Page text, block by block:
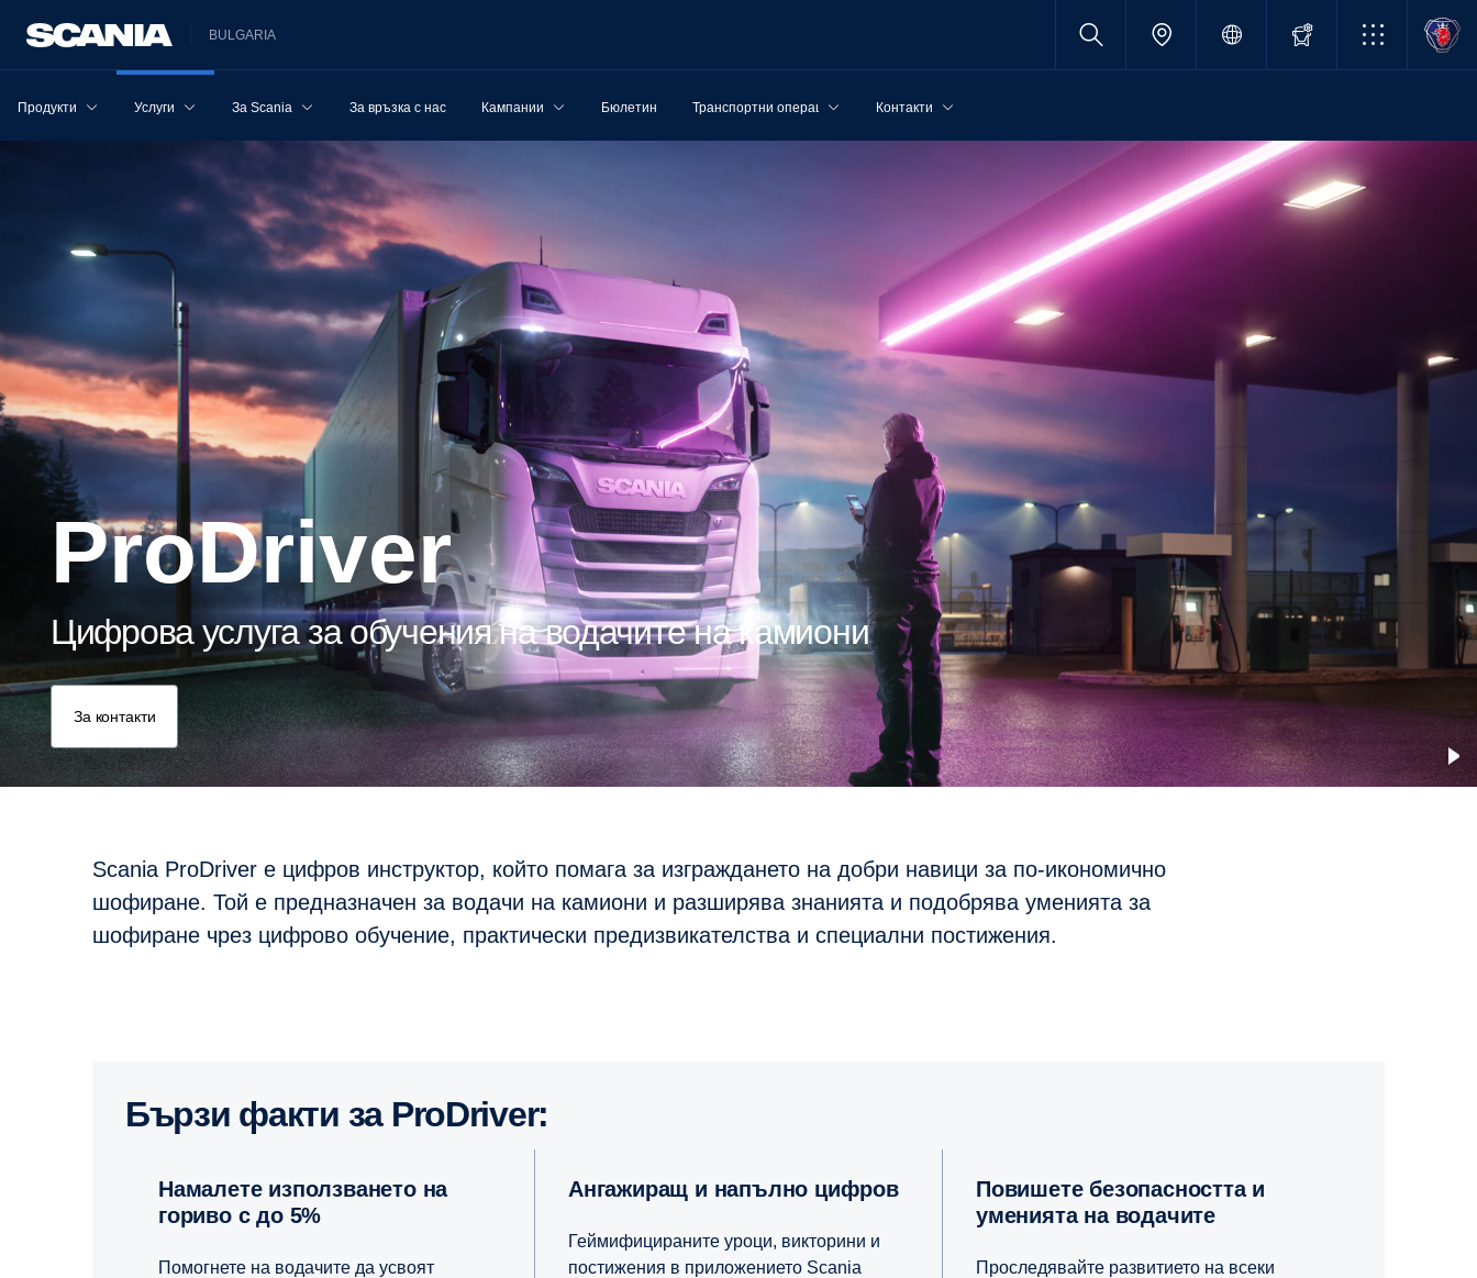
BULGARIA
Продукти Услуги За Scania За връзка с нас Кампании Бюлетин Транспортни операции Контакти
ProDriver
Цифрова услуга за обучения на водачите на камиони
За контакти
Scania ProDriver е цифров инструктор, който помага за изграждането на добри навици за по-икономично
шофиране. Той е предназначен за водачи на камиони и разширява знанията и подобрява уменията за
шофиране чрез цифрово обучение, практически предизвикателства и специални постижения.
Бързи факти за ProDriver:
Намалете използването на
гориво с до 5%
Помогнете на водачите да усвоят
Ангажиращ и напълно цифров
Геймифицираните уроци, викторини и
постижения в приложението Scania
Повишете безопасността и
уменията на водачите
Проследявайте развитието на всеки